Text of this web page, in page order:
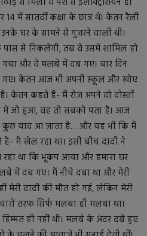
में सातवीं कक्षा के छात्र थे। केतन रैली
घर के सामने से गुजरने वाली थी।
पास से निकलेगी, तब वे उसमें शामिल हो
और वे मलबे में दब गए। चार दिन
गए। केतन आज भी अपनी स्कूल और खोए
केतन कहते हैं- मैं रोज अपने दो दोस्तों
में जो हुआ, वह तो सबको पता है। आज
कुछ याद आ जाता है… और यह भी कि मैं
मैं खेल रहा था। इसी बीच दादी ने
था कि भूकंप आया और हमारा घर
में दब गए। मैं नीचे दबा था और मेरी
मेरी दादी की मौत हो गई, लेकिन मेरी
तरफ सिर्फ मलबा ही मलबा था।
ही नहीं थी। मलबे के अंदर दबे हुए